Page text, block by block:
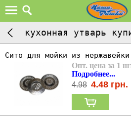
кухонная утварь
Сито для мойки из нержавейки
Опт. цена за 1
Подробнее...
4.98 4.48 грн.